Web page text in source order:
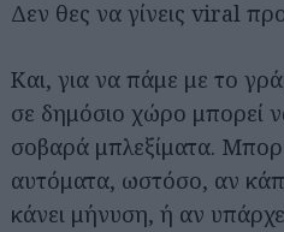
Δεν θες να γίνεις viral
Και, για να πάμε με το
σε δημόσιο χώρο μπορεί
σοβαρά μπλεξίματα.
αυτόματα, ωστόσο, αν
κάνει μήνυση, ή αν